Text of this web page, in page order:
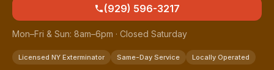
(929) 596-3217
Mon–Fri & Sun: 8am–6pm · Closed Saturday
Licensed NY Exterminator Same-Day Service Locally Operated